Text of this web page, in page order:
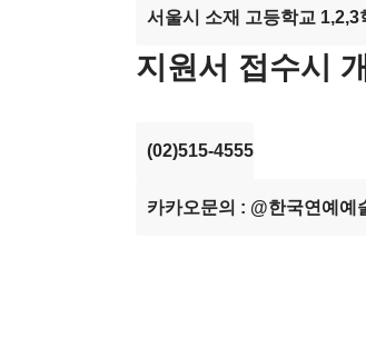
서울시 소재 고등학교 1,2,3
지원서 접수시
(02)515-4555
카카오문의 : @한국연예예